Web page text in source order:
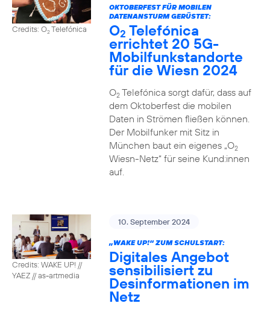
Credits: O2Telefónica
OKTOBERFEST FÜR MOBILEN
DATENANSTURM GERÜSTET:
O2 Telefónica
errichtet 20 5G-
Mobilfunkstandorte
für die Wiesn 2024
O2Telefónica sorgt dafür, dass auf
dem Oktoberfest die mobilen
Daten in Strömen fließen können.
Der Mobilfunker mit Sitz in
München baut ein eigenes „O2
Wiesn-Netz“ für seine Kund:innen
auf.
Credits: WAKE UP! //
YAEZ // as-artmedia
10. September 2024
„WAKE UP!“ ZUM SCHULSTART:
Digitales Angebot
sensibilisiert zu
Desinformationen im
Netz